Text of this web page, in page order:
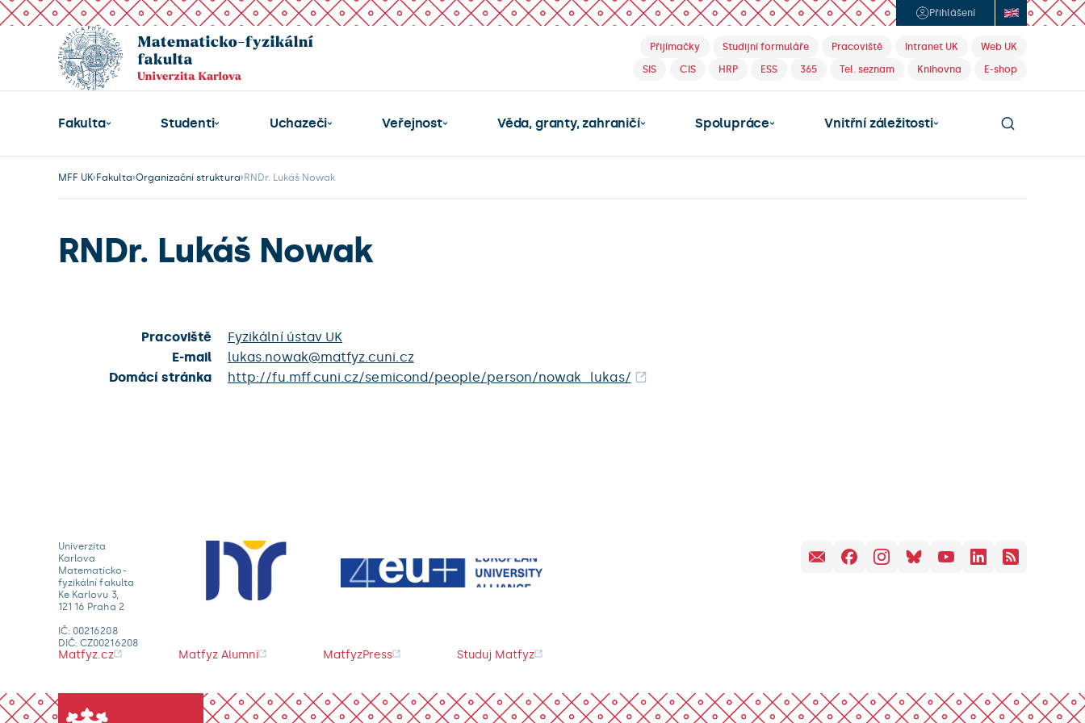
Přihlášení
Přijímačky Studijní formuláře Pracoviště Intranet UK
Web UK
SIS
CIS HRP ESS 365 Tel. seznam Knihovna E-shop
Fakulta Studenti Uchazeči Veřejnost Věda, granty, zahraničí Spolupráce Vnitřní záležitosti
MFF UK Fakulta Organizační struktura RNDr. Lukáš Nowak
RNDr. Lukáš Nowak
Pracoviště
Fyzikální ústav UK
E-mail
lukas.nowak@matfyz.cuni.cz
Domácí stránka
http://fu.mff.cuni.cz/semicond/people/person/nowak_lukas/
Univerzita
Karlova
Matematicko-
fyzikální fakulta
Ke Karlovu 3,
121 16 Praha 2
IČ: 00216208
DIČ: CZ00216208
Matfyz.cz Matfyz Alumni MatfyzPress Studuj Matfyz